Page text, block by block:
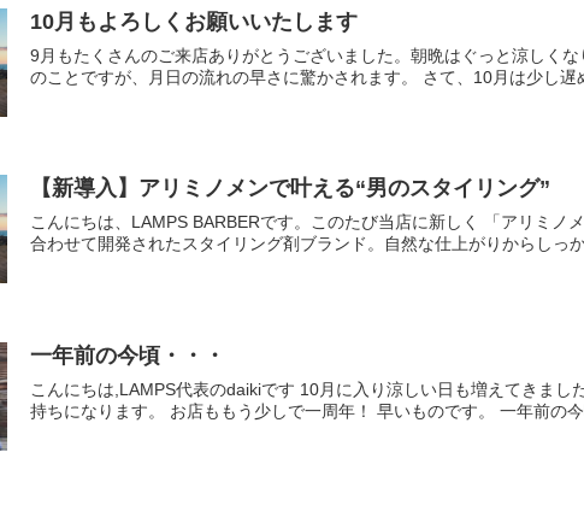
10月もよろしくお願いいたします
9月もたくさんのご来店ありがとうございました。朝晩はぐっと涼しく
のことですが、月日の流れの早さに驚かされます。 さて、10月は少し遅
【新導入】アリミノメンで叶える“男のスタイリング”
こんにちは、LAMPS BARBERです。このたび当店に新しく 「アリミ
合わせて開発されたスタイリング剤ブランド。自然な仕上がりからしっ
一年前の今頃・・・
こんにちは,LAMPS代表のdaikiです 10月に入り涼しい日も増えてきま
持ちになります。 お店ももう少しで一周年！ 早いものです。 一年前の今